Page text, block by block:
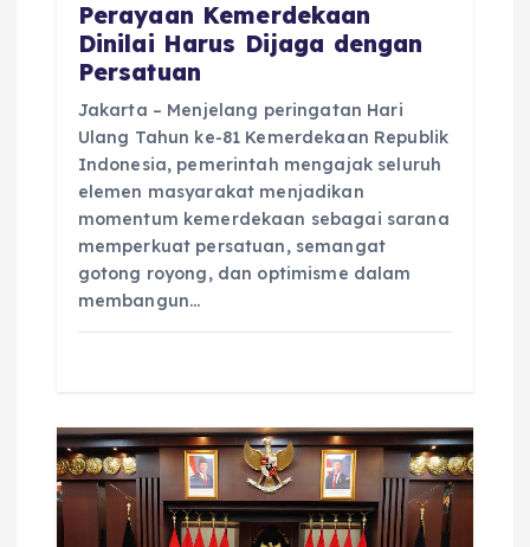
Perayaan Kemerdekaan
Dinilai Harus Dijaga dengan
Persatuan
Jakarta – Menjelang peringatan Hari
Ulang Tahun ke-81 Kemerdekaan Republik
Indonesia, pemerintah mengajak seluruh
elemen masyarakat menjadikan
momentum kemerdekaan sebagai sarana
memperkuat persatuan, semangat
gotong royong, dan optimisme dalam
membangun…